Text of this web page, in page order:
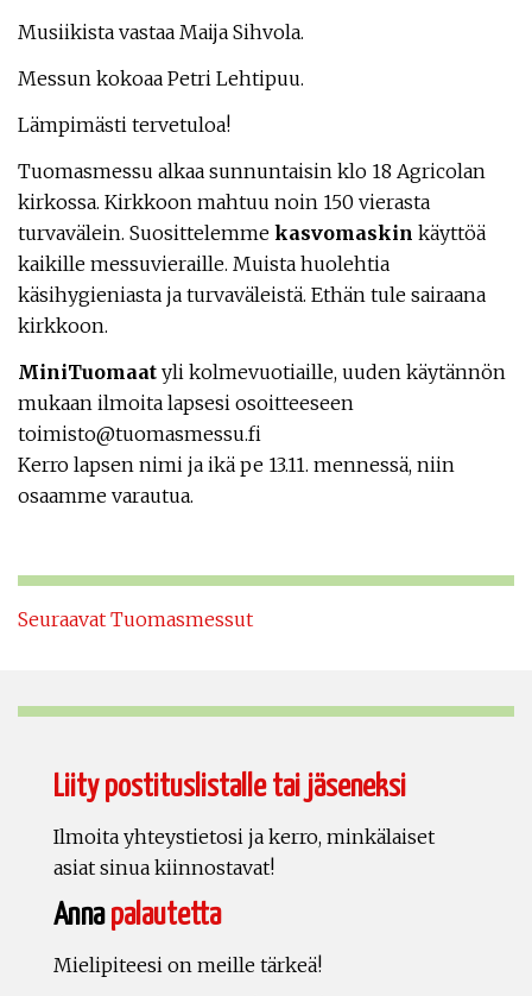
Musiikista vastaa Maija Sihvola.
Messun kokoaa Petri Lehtipuu.
Lämpimästi tervetuloa!
Tuomasmessu alkaa sunnuntaisin klo 18 Agricolan
kirkossa. Kirkkoon mahtuu noin 150 vierasta
turvavälein. Suosittelemme kasvomaskin käyttöä
kaikille messuvieraille. Muista huolehtia
käsihygieniasta ja turvaväleistä. Ethän tule sairaana
kirkkoon.
MiniTuomaat yli kolmevuotiaille, uuden käytännön
mukaan ilmoita lapsesi osoitteeseen
toimisto@tuomasmessu.fi
Kerro lapsen nimi ja ikä pe 13.11. mennessä, niin
osaamme varautua.
Seuraavat Tuomasmessut
Liity postituslistalle tai jäseneksi
Ilmoita yhteystietosi ja kerro, minkälaiset
asiat sinua kiinnostavat!
Annapalautetta
Mielipiteesi on meille tärkeä!